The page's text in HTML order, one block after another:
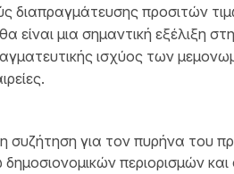
διαπραγμάτευσης προσιτών
είναι μια σημαντική εξέλιξη
ισχύος των
η συζήτηση για τον πυρήνα του
περιορισμών